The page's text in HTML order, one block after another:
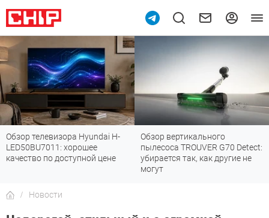
Обзор телевизора Hyundai H-
LED50BU7011: хорошее
качество по доступной цене
Обзор вертикального
пылесоса TROUVER G70 Detect:
убирается так, как другие не
могут
Новости